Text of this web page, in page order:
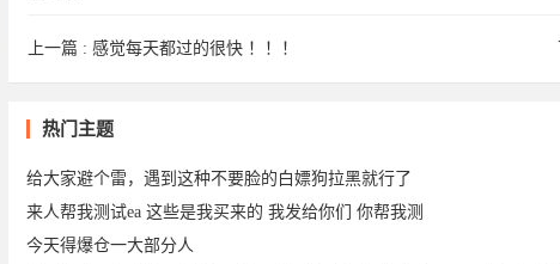
上一篇 : 感觉每天都过的很快 ！！！
热门主题
给大家避个雷，遇到这种不要脸的白嫖狗拉黑就行了
来人帮我测试ea 这些是我买来的 我发给你们 你帮我测
今天得爆仓一大部分人